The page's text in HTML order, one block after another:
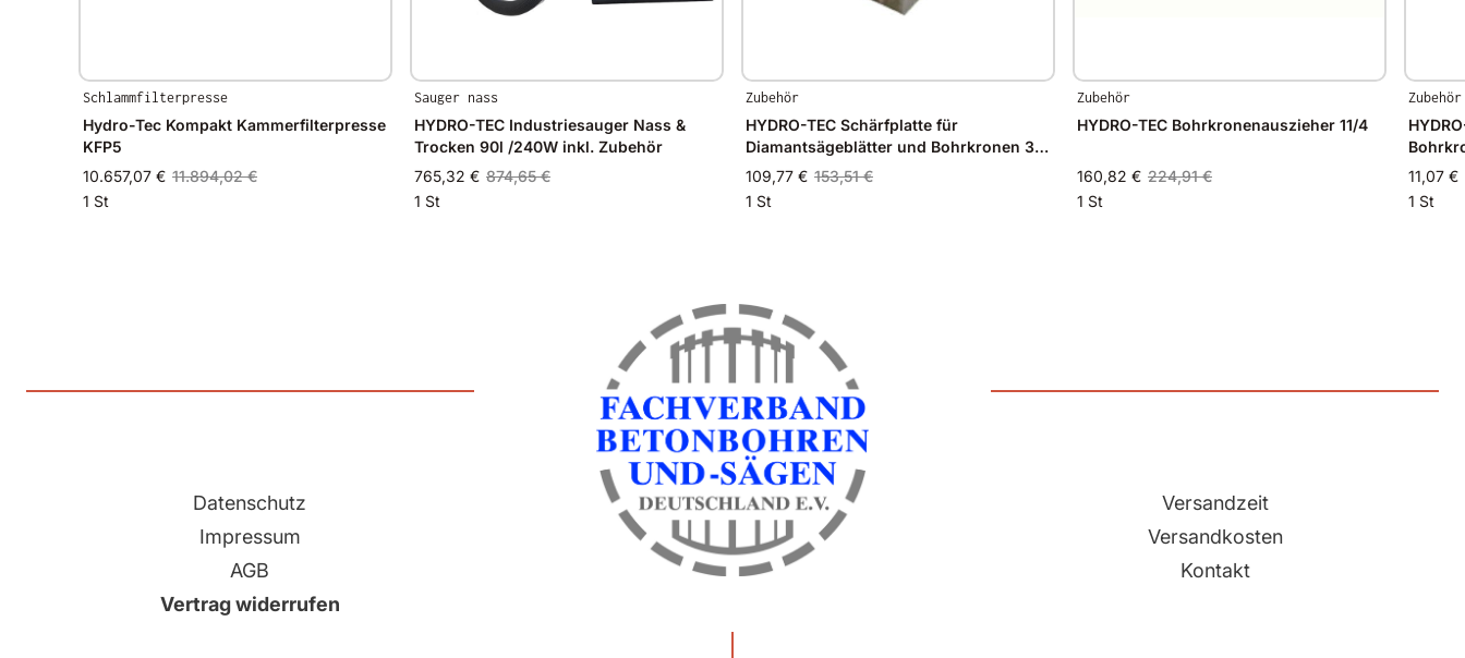
Schlammfilterpresse
Hydro-Tec Kompakt Kammerfilterpresse
KFP5
10.657,07 € 11.894,02 €
1 St
Sauger nass
HYDRO-TEC Industriesauger Nass &
Trocken 90l /240W inkl. Zubehör
765,32 € 874,65 €
1 St
Zubehör
HYDRO-TEC Schärfplatte für
Diamantsägeblätter und Bohrkronen 300
x 160 x 40mm
109,77 € 153,51 €
1 St
Zubehör
HYDRO-TEC Bohrkronenauszieher 11/4
160,82 € 224,91 €
1 St
Zubehör
11,07 €
1 St
Datenschutz
Impressum
AGB
Vertrag widerrufen
Versandzeit
Versandkosten
Kontakt